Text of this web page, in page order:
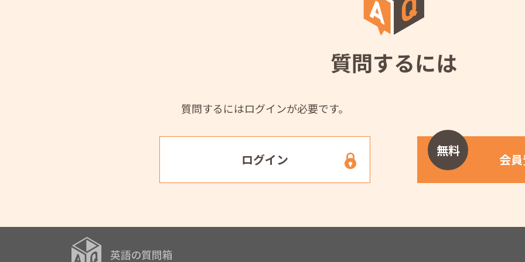
質問するには
質問するにはログインが必要です。
ログイン
無料
会